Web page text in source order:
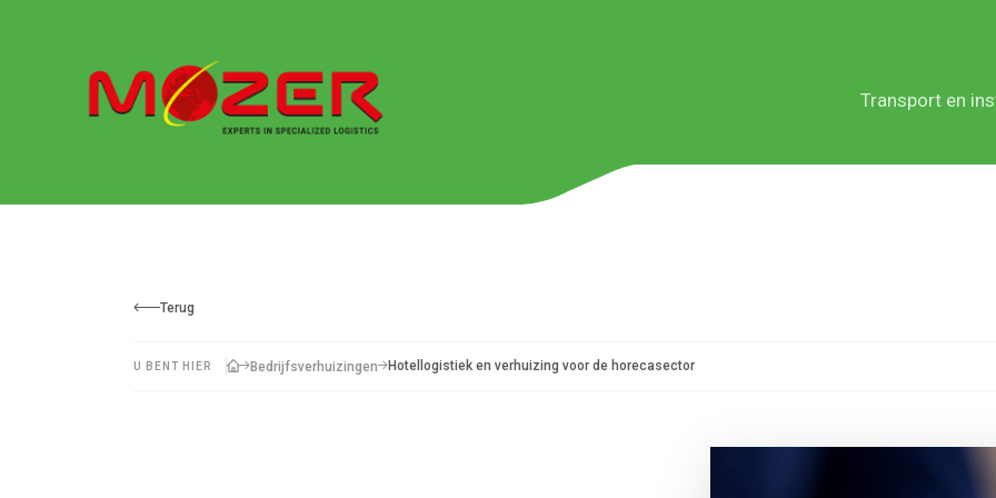
Transport en
Terug
U BENT HIER Bedrijfsverhuizingen Hotellogistiek en verhuizing voor de horecasector